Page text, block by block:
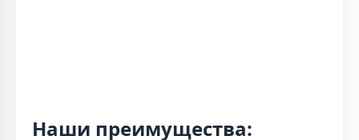
Наши преимущества: